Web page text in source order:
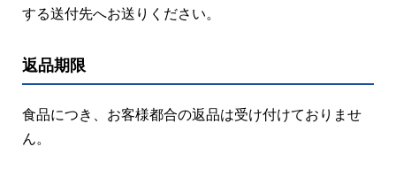
する送付先へお送りください。
返品期限
食品につき、お客様都合の返品は受け付けておりませ
ん。